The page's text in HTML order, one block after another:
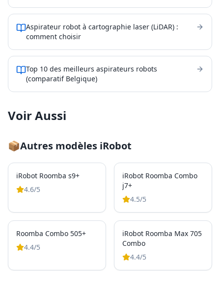
Aspirateur robot à cartographie laser (LiDAR) :
comment choisir
Top 10 des meilleurs aspirateurs robots
(comparatif Belgique)
Voir Aussi
📦Autres modèles iRobot
iRobot Roomba s9+
4.6/5
iRobot Roomba Combo
j7+
4.5/5
Roomba Combo 505+
4.4/5
iRobot Roomba Max 705
Combo
4.4/5